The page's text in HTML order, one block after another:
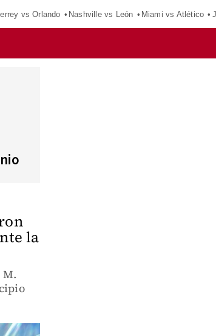
vs Orlando Nashville vs León Miami vs Atlético
la